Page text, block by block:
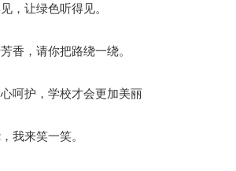
，让绿色听得见。
香，请你把路绕一绕。
呵护，学校才会更加美丽
我来笑一笑。